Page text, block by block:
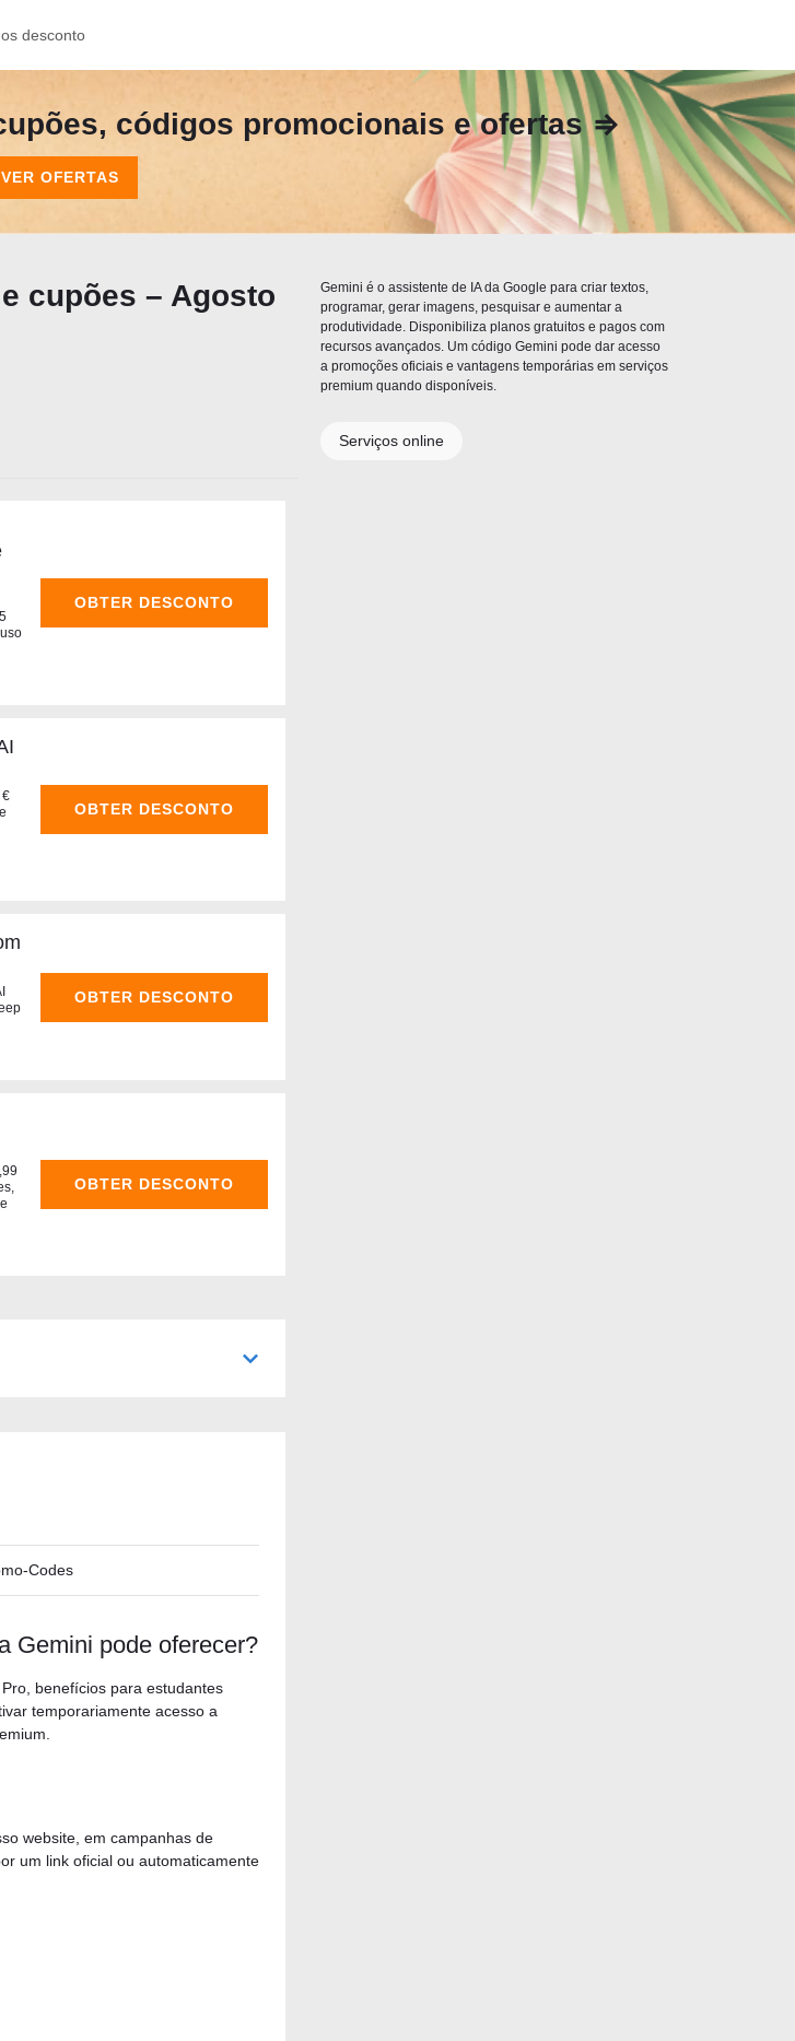
desconto
códigos promocionais e ofertas ⇒
VER OFERTAS
cupões – Agosto
OBTER DESCONTO
€
OBTER DESCONTO
OBTER DESCONTO
OBTER DESCONTO
Codes
Gemini pode oferecer?
benefícios para estudantes
temporariamente acesso a
website, em campanhas de
um link oficial ou automaticamente
Gemini é o assistente de IA da Google para criar textos,
programar, gerar imagens, pesquisar e aumentar a
produtividade. Disponibiliza planos gratuitos e pagos com
recursos avançados. Um código Gemini pode dar acesso
a promoções oficiais e vantagens temporárias em serviços
premium quando disponíveis.
Serviços online